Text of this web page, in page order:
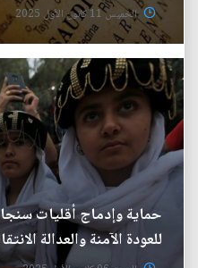
الخميس 11 كانون الأول 2025
حماية وإدماج أقليات
للعودة الآمنة والعدالة